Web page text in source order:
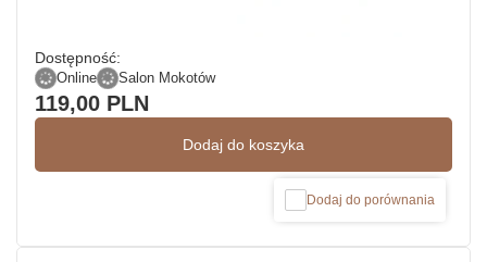
Dostępność:
Online Salon Mokotów
119,00 PLN
Dodaj do koszyka
Dodaj do porównania